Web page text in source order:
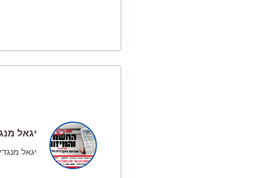
יגאל
יגאל מנגדי